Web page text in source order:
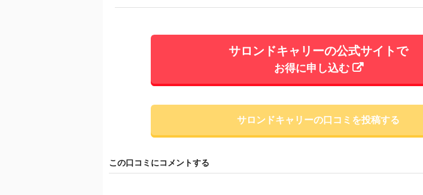
サロンドキャリーの公式サイトで
お得に申し込む
サロンドキャリーの口コミを投稿する
この口コミにコメントする